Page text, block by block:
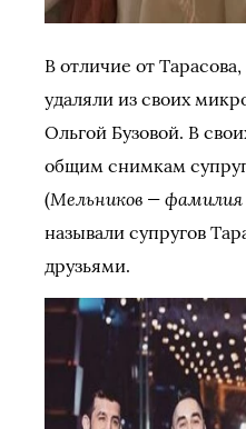
В отличие от
удаляли из своих
Ольгой Бузовой. В
общим снимкам
(Мельников —
называли супругов
друзьями.